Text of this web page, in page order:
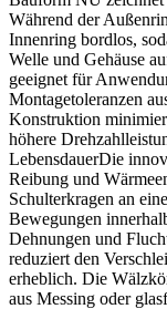
Während der
Innenring bordlos,
Welle und Gehäuse
geeignet für
Montagetoleranzen
Konstruktion
höhere
LebensdauerDie
Reibung und
Schulterkragen an
Bewegungen
Dehnungen und
reduziert den
erheblich. Die
aus Messing oder